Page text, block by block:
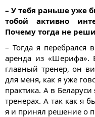
– У тебя раньше уже
тобой активно
Почему тогда не
– Тогда я
аренда из «Шерифа».
главный тренер, он
для меня, как я уже
практика. А в
тренерах. А так как я
я и принял решение о